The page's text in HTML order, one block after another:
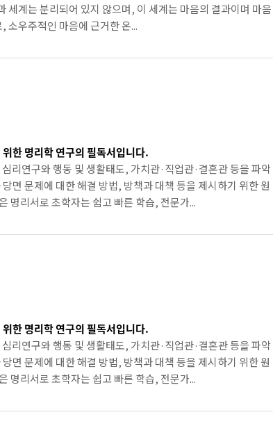
세계는 분리되어 있지 않으며, 이 세계는 마음의 결과이며 마음
소우주적인 마음에 근거한 온...
한 명리학 연구의 필독서입니다.
심리연구와 행동 및 생활태도, 가치관·직업관·결혼관 등을 파악
면 문제에 대한 해결 방법, 방책과 대책 등을 제시하기 위한 원
명리서로 초학자는 쉽고 빠른 학습, 전문가...
한 명리학 연구의 필독서입니다.
심리연구와 행동 및 생활태도, 가치관·직업관·결혼관 등을 파악
면 문제에 대한 해결 방법, 방책과 대책 등을 제시하기 위한 원
명리서로 초학자는 쉽고 빠른 학습, 전문가...